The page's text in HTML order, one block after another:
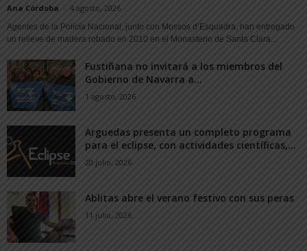
Ana Córdoba - 4 agosto, 2026
Agentes de la Policía Nacional, junto con Mossos d’Esquadra, han entregado
un relieve de madera robado en 2010 en el Monasterio de Santa Clara...
Fustiñana no invitará a los miembros del
Gobierno de Navarra a...
1 agosto, 2026
Arguedas presenta un completo programa
para el eclipse, con actividades científicas,...
20 julio, 2026
Ablitas abre el verano festivo con sus peras
11 julio, 2026